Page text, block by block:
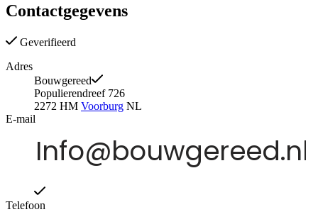
Contactgegevens
Geverifieerd
Adres
Bouwgereed
Populierendreef 726
2272 HM Voorburg NL
E-mail
Telefoon